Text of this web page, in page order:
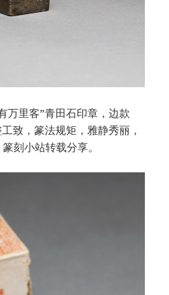
万里客”青田石印章，边款
致，篆法规矩，雅静秀丽，
刻小站转载分享。